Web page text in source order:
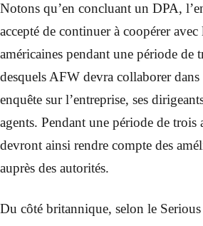
Notons qu’en concluant un DPA,
accepté de continuer à coopérer avec
américaines pendant une période de
desquels AFW devra collaborer dans
enquête sur l’entreprise, ses
agents. Pendant une période de
devront ainsi rendre compte des
auprès des autorités.
Du côté britannique, selon le